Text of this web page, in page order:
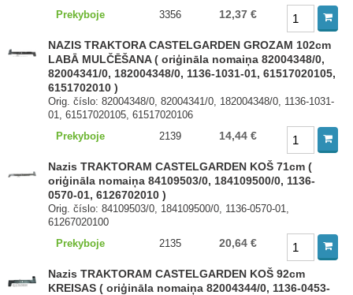
Prekyboje
3356 12,37 €
NAZIS TRAKTORA CASTELGARDEN GROZAM 102cm
LABĀ MULČĒŠANA ( oriģināla nomaiņa 82004348/0,
82004341/0, 182004348/0, 1136-1031-01, 61517020105,
6151702010 )
Orig. číslo: 82004348/0, 82004341/0, 182004348/0, 1136-1031-
01, 61517020105, 61517020106
Prekyboje
2139 14,44 €
Nazis TRAKTORAM CASTELGARDEN KOŠ 71cm (
oriģināla nomaiņa 84109503/0, 184109500/0, 1136-
0570-01, 6126702010 )
Orig. číslo: 84109503/0, 184109500/0, 1136-0570-01,
61267020100
Prekyboje
2135 20,64 €
Nazis TRAKTORAM CASTELGARDEN KOŠ 92cm
KREISAS ( oriģināla nomaiņa 82004344/0, 1136-0453-